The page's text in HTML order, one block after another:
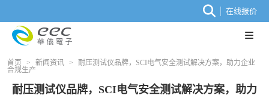
在线报价
首页 > 新闻资讯 >
耐压测试仪品牌，SCI电气安全测试解决方案，助力企业
合规生产
耐压测试仪品牌，SCI电气安全测试解决方案，助力